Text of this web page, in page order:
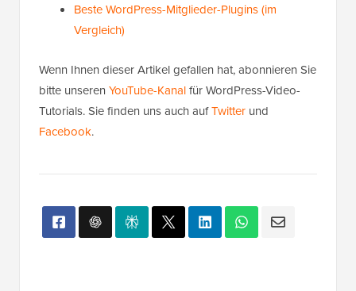
Beste WordPress-Mitglieder-Plugins (im
Vergleich)
Wenn Ihnen dieser Artikel gefallen hat, abonnieren Sie
bitte unseren YouTube-Kanalfür WordPress-Video-
Tutorials. Sie finden uns auch aufTwitter und
Facebook.